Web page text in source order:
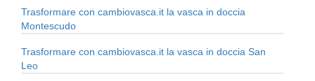
Trasformare con cambiovasca.it la vasca in doccia
Montescudo
Trasformare con cambiovasca.it la vasca in doccia San
Leo